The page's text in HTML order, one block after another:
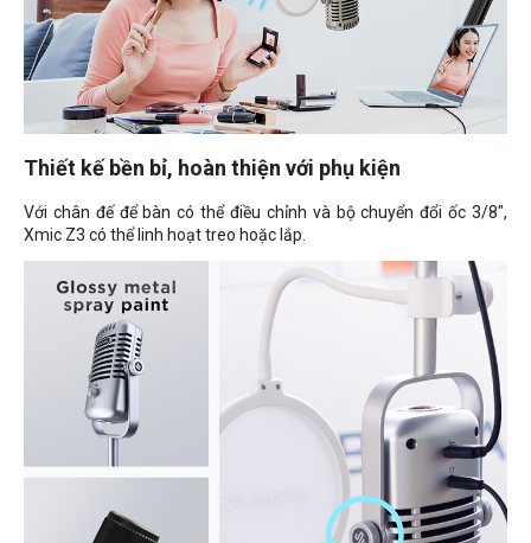
Thiết kế bền bỉ, hoàn thiện với phụ kiện
Với chân đế để bàn có thể điều chỉnh và bộ chuyển đổi ốc 3/8",
Xmic Z3 có thể linh hoạt treo hoặc lắp.